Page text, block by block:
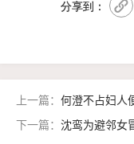
分享到：
上一篇： 何澄不占妇人
下一篇： 沈鸾为避邻女